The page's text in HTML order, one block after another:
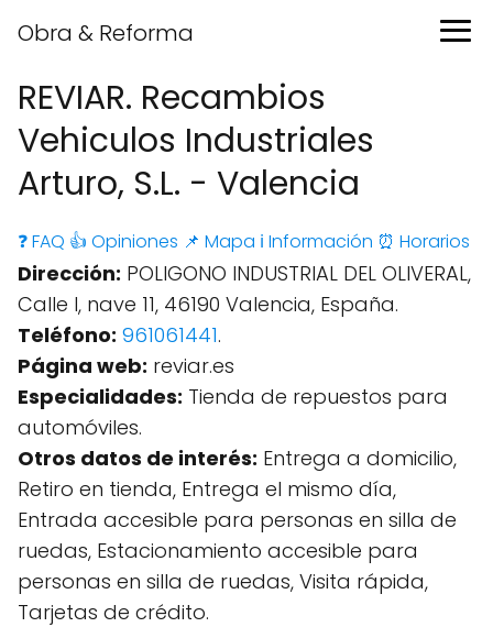
Obra & Reforma
REVIAR. Recambios
Vehiculos Industriales
Arturo, S.L. - Valencia
❓ FAQ 👍 Opiniones 📌 Mapa ℹ️ Información ⏰ Horarios
Dirección: POLIGONO INDUSTRIAL DEL OLIVERAL,
Calle I, nave 11, 46190 Valencia, España.
Teléfono: 961061441.
Página web: reviar.es
Especialidades: Tienda de repuestos para
automóviles.
Otros datos de interés: Entrega a domicilio,
Retiro en tienda, Entrega el mismo día,
Entrada accesible para personas en silla de
ruedas, Estacionamiento accesible para
personas en silla de ruedas, Visita rápida,
Tarjetas de crédito.